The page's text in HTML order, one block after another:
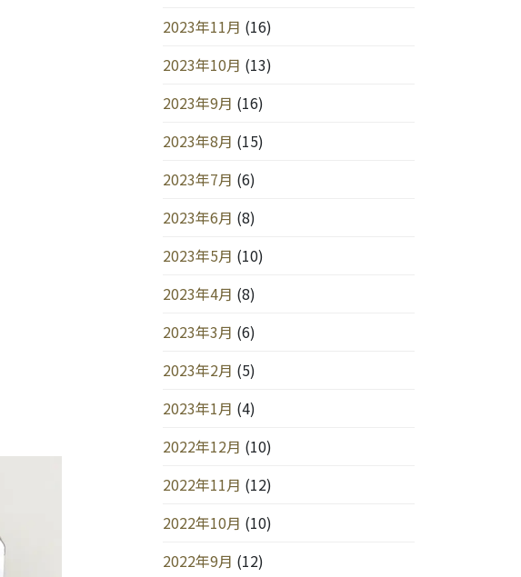
2023年11月 (16)
2023年10月 (13)
2023年9月 (16)
2023年8月 (15)
2023年7月 (6)
2023年6月 (8)
2023年5月 (10)
2023年4月 (8)
2023年3月 (6)
2023年2月 (5)
2023年1月 (4)
2022年12月 (10)
2022年11月 (12)
2022年10月 (10)
2022年9月 (12)